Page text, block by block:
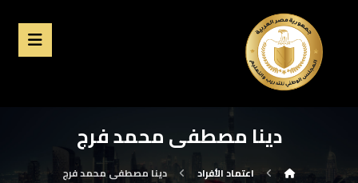
دينا مصطفى محمد فرج
اعتماد الأفراد دينا مصطفى محمد فرج